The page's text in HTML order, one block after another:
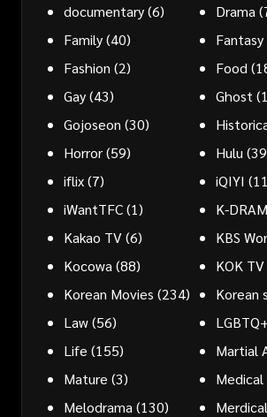
documentary(6) Drama
Family(40) Fantasy
Fashion (2) Food
Gay(43) Ghost
Gojoseon (30)
Horror(59) Hulu
iflix(7) iQIYI
iWantTFC(1) K-
Kakao TV(6) KBS
Kocowa (88) KOK TV
Korean Movies (234) Korean
Law(56) LGBTQ+
Life (155) Martial
Mature (3) Medical
Melodrama (130) Merdical